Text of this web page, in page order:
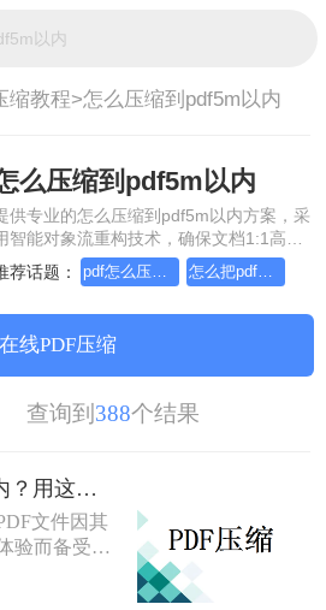
缩教程>怎么压缩到pdf5m以内
么压缩到pdf5m以内
供专业的怎么压缩到pdf5m以内方案，采
智能对象流重构技术，确保文档1:1高保
还原且排版不乱码。支持一键批量处
，全链路 SSL 加密保障隐私安全。助您
装，高效办公。
荐话题： pdf怎么压缩到5M以内 怎么把pdf压缩到5m以内
在线PDF压缩
查询到 388个结果
pdf怎么压缩到5m以内？用这二种压缩方法！
文件因其
验而备受欢
过大，不仅
传输速度。